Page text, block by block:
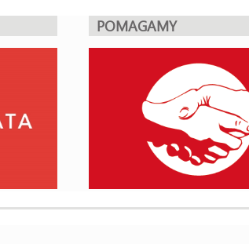
POMAGAMY